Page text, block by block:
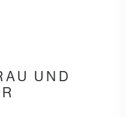
UND